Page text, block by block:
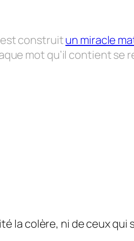
construitun miracle
mot qu’il contient se
la colère, ni de ceux qui